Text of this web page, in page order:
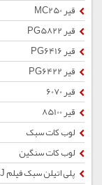
قیر MC250
قیر PG5822
قیر PG6416
قیر PG6422
قیر 6070
قیر 85100
لوب کات سبک
لوب کات سنگین
پلی اتیلن سبک فیلم LP0470KJ